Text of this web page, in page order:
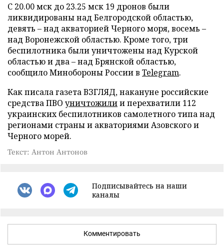
С 20.00 мск до 23.25 мск 19 дронов были
ликвидированы над Белгородской областью,
девять – над акваторией Черного моря, восемь –
над Воронежской областью. Кроме того, три
беспилотника были уничтожены над Курской
областью и два – над Брянской областью,
сообщило Минобороны России в Telegram.
Как писала газета ВЗГЛЯД, накануне российские
средства ПВО уничтожилии перехватили 112
украинских беспилотников самолетного типа над
регионами страны и акваториями Азовского и
Черного морей.
Текст: Антон Антонов
Подписывайтесь на наши
каналы
Комментировать